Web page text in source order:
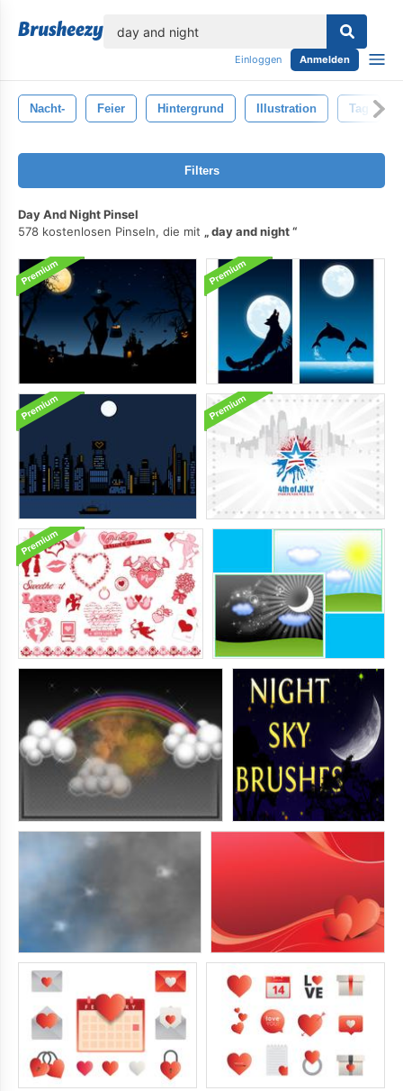
Einloggen Anmelden
Nacht- Feier Hintergrund Illustration Tag
Filters
Day And Night Pinsel
578 kostenlosen Pinseln, die mit
day and night